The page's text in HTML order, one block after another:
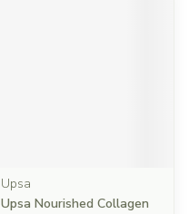
Upsa
Upsa Nourished Collagen